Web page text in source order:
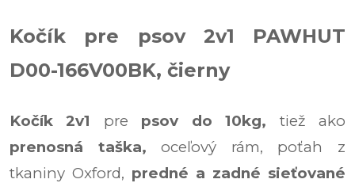
Kočík pre psov 2v1 PAWHUT
D00-166V00BK, čierny
Kočík 2v1 pre psov do 10kg, tiež ako
prenosná taška,oceľový rám, poťah z
tkaniny Oxford, predné a zadné sieťované